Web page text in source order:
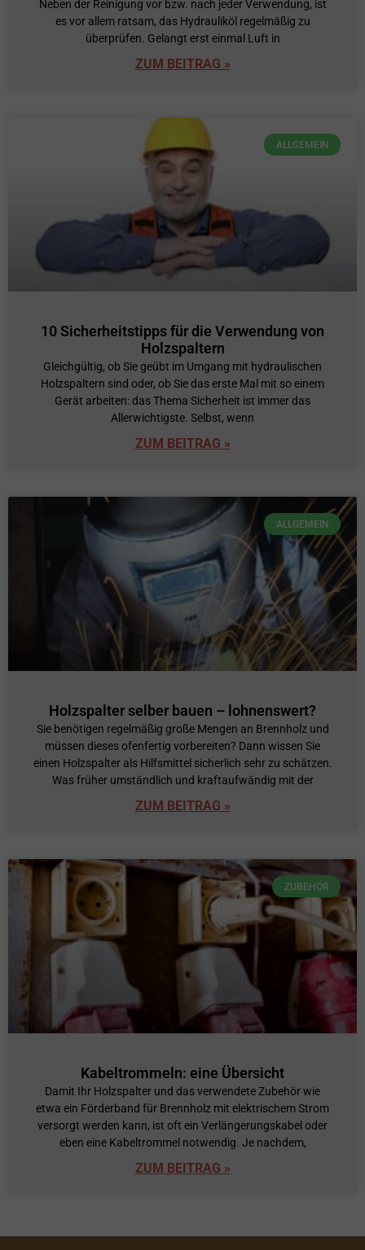
Neben der Reinigung vor bzw. nach jeder Verwendung, ist
es vor allem ratsam, das Hydrauliköl regelmäßig zu
überprüfen. Gelangt erst einmal Luft in
ZUM BEITRAG »
ALLGEMEIN
10 Sicherheitstipps für die Verwendung von
Holzspaltern
Gleichgültig, ob Sie geübt im Umgang mit hydraulischen
Holzspaltern sind oder, ob Sie das erste Mal mit so einem
Gerät arbeiten: das Thema Sicherheit ist immer das
Allerwichtigste. Selbst, wenn
ZUM BEITRAG »
ALLGEMEIN
Holzspalter selber bauen – lohnenswert?
Sie benötigen regelmäßig große Mengen an Brennholz und
müssen dieses ofenfertig vorbereiten? Dann wissen Sie
einen Holzspalter als Hilfsmittel sicherlich sehr zu schätzen.
Was früher umständlich und kraftaufwändig mit der
ZUM BEITRAG »
ZUBEHÖR
Kabeltrommeln: eine Übersicht
Damit Ihr Holzspalter und das verwendete Zubehör wie
etwa ein Förderband für Brennholz mit elektrischem Strom
versorgt werden kann, ist oft ein Verlängerungskabel oder
eben eine Kabeltrommel notwendig. Je nachdem,
ZUM BEITRAG »